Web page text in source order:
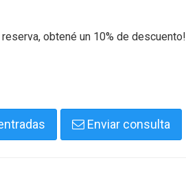
obtené un 10% de descuento!
Enviar consulta